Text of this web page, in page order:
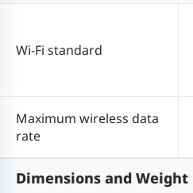
Wi-Fi standard
Maximum wireless data
rate
Dimensions and Weight